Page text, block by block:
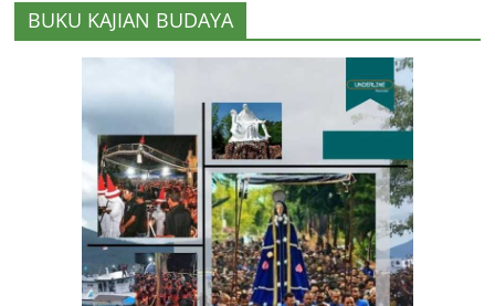
BUKU KAJIAN BUDAYA